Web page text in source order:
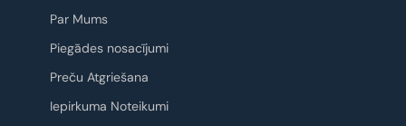
Par Mums
Piegādes nosacījumi
Preču Atgriešana
Iepirkuma Noteikumi